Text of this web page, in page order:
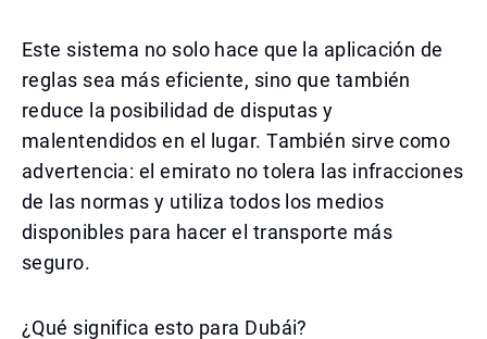
Este sistema no solo hace que la aplicación de
reglas sea más eficiente, sino que también
reduce la posibilidad de disputas y
malentendidos en el lugar. También sirve como
advertencia: el emirato no tolera las infracciones
de las normas y utiliza todos los medios
disponibles para hacer el transporte más
seguro.
¿Qué significa esto para Dubái?